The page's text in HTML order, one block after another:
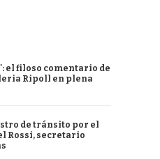
el filoso comentario de
Ripoll en plena
de tránsito por el
Rossi, secretario